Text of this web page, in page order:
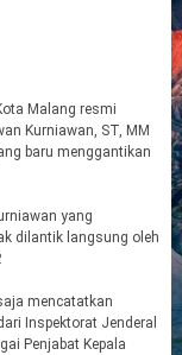
Malang resmi
Kurniawan, ST, MM
baru menggantikan
yang
dilantik langsung oleh
mencatatkan
Inspektorat Jenderal
Penjabat Kepala